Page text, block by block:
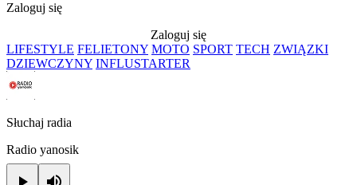
Zaloguj się
Zaloguj się
LIFESTYLE FELIETONY MOTO SPORT TECH ZWIĄZKI
DZIEWCZYNY INFLUSTARTER
Słuchaj radia
Radio yanosik
Play